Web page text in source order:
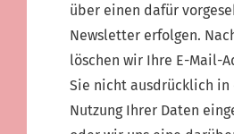
über einen dafür
Newsletter erfolgen.
löschen wir Ihre E-Mail-
Sie nicht ausdrücklich in
Nutzung Ihrer Daten